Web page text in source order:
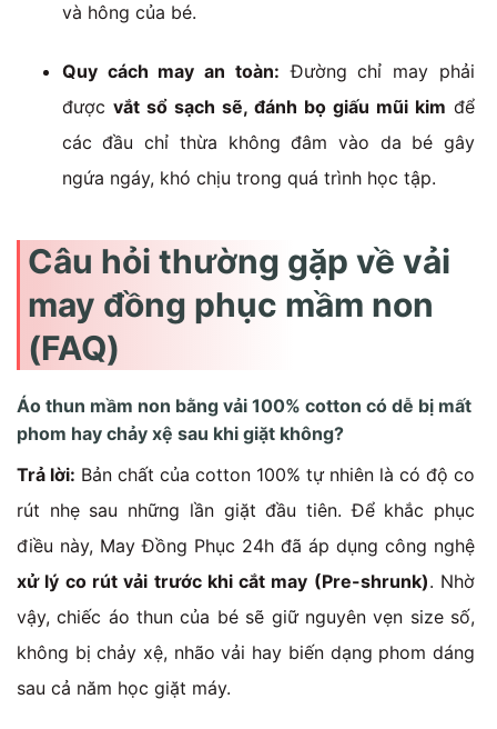
và hông của bé.
Quy cách may an toàn: Đường chỉ may phải
được vắt sổ sạch sẽ, đánh bọ giấu mũi kim để
các đầu chỉ thừa không đâm vào da bé gây
ngứa ngáy, khó chịu trong quá trình học tập.
Câu hỏi thường gặp về vải
may đồng phục mầm non
(FAQ)
Áo thun mầm non bằng vải 100% cotton có dễ bị mất
phom hay chảy xệ sau khi giặt không?
Trả lời: Bản chất của cotton 100% tự nhiên là có độ co
rút nhẹ sau những lần giặt đầu tiên. Để khắc phục
điều này, May Đồng Phục 24h đã áp dụng công nghệ
xử lý co rút vải trước khi cắt may (Pre-shrunk). Nhờ
vậy, chiếc áo thun của bé sẽ giữ nguyên vẹn size số,
không bị chảy xệ, nhão vải hay biến dạng phom dáng
sau cả năm học giặt máy.